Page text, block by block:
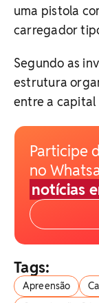
uma pistola
carregador
Segundo as
estrutura
entre a capital
Participe
no
notícias
Tags:
Apreensão